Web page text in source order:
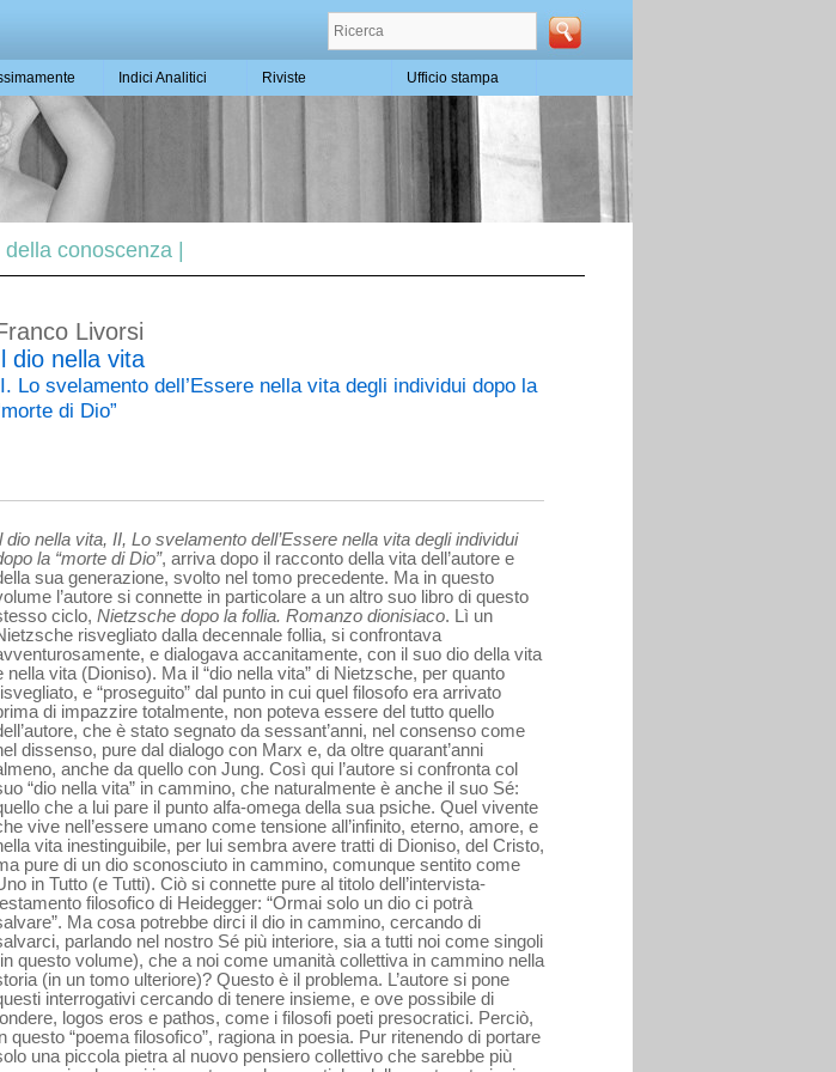
Indici Analitici Riviste Ufficio stampa
conoscenza |
Livorsi
dio nella vita
Lo svelamento dell’Essere nella vita degli individui dopo la
di Dio”
dio nella vita, II, Lo svelamento dell’Essere nella vita degli individui
la “morte di Dio”, arriva dopo il racconto della vita dell’autore e
sua generazione, svolto nel tomo precedente. Ma in questo
l’autore si connette in particolare a un altro suo libro di questo
ciclo, Nietzsche dopo la follia. Romanzo dionisiaco. Lì un
risvegliato dalla decennale follia, si confrontava
e dialogava accanitamente, con il suo dio della vita
nella vita (Dioniso). Ma il “dio nella vita” di Nietzsche, per quanto
e “proseguito” dal punto in cui quel filosofo era arrivato
di impazzire totalmente, non poteva essere del tutto quello
che è stato segnato da sessant’anni, nel consenso come
dissenso, pure dal dialogo con Marx e, da oltre quarant’anni
anche da quello con Jung. Così qui l’autore si confronta col
“dio nella vita” in cammino, che naturalmente è anche il suo Sé:
che a lui pare il punto alfa-omega della sua psiche. Quel vivente
vive nell’essere umano come tensione all’infinito, eterno, amore, e
vita inestinguibile, per lui sembra avere tratti di Dioniso, del Cristo,
pure di un dio sconosciuto in cammino, comunque sentito come
in Tutto (e Tutti). Ciò si connette pure al titolo dell’intervista-
filosofico di Heidegger: “Ormai solo un dio ci potrà
Ma cosa potrebbe dirci il dio in cammino, cercando di
parlando nel nostro Sé più interiore, sia a tutti noi come singoli
questo volume), che a noi come umanità collettiva in cammino nella
(in un tomo ulteriore)? Questo è il problema. L’autore si pone
interrogativi cercando di tenere insieme, e ove possibile di
logos eros e pathos, come i filosofi poeti presocratici. Perciò,
questo “poema filosofico”, ragiona in poesia. Pur ritenendo di portare
una piccola pietra al nuovo pensiero collettivo che sarebbe più